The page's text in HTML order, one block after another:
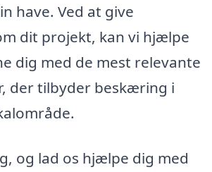
have. Ved at give
dit projekt, kan vi hjælpe
dig med de mest relevante
der tilbyder beskæring i
og lad os hjælpe dig med